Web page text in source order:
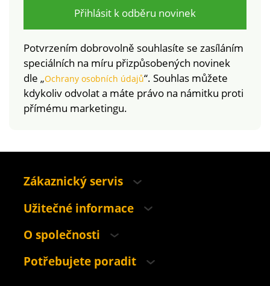
Přihlásit k odběru novinek
Potvrzením dobrovolně souhlasíte se zasíláním
speciálních na míru přizpůsobených novinek
dle „Ochrany osobních údajů“. Souhlas můžete
kdykoliv odvolat a máte právo na námitku proti
přímému marketingu.
Zákaznický servis
Užitečné informace
O společnosti
Potřebujete poradit